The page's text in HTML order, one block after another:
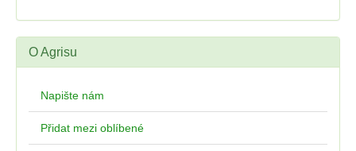
O Agrisu
Napište nám
Přidat mezi oblíbené